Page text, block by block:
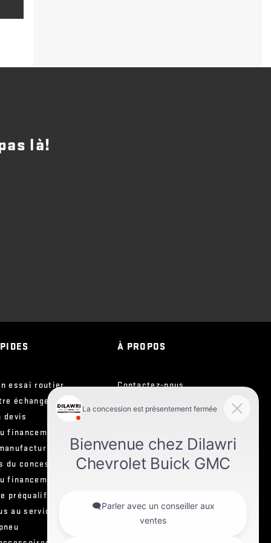
là!
essai routier
échange
devis
financement
du concessionnaire
financement
préqualification
au service
À PROPOS
Contactez-nous
Équipe
Témoignages